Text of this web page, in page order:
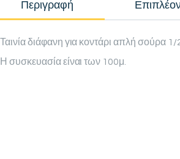
Περιγραφή
Ταινία διάφανη για κοντάρι απλή σούρα
Η συσκευασία είναι των 100μ.